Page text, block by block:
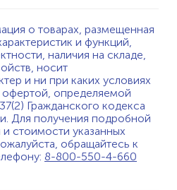
о товарах, размещенная
и функций,
наличия на складе,
носит
и ни при каких условиях
офертой, определяемой
Гражданского кодекса
Для получения подробной
стоимости указанных
обращайтесь к
8-800-550-4-660